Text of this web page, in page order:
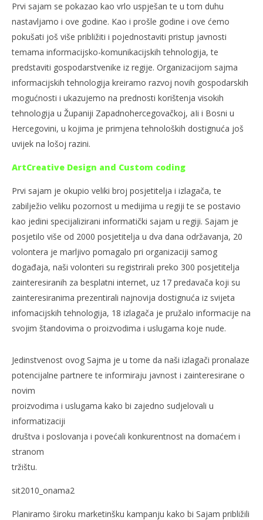
NOW VIEWING
Drugi dvodnevni “Sajam informacijskih tehnologija
“SIT”
ožujka
2011.
Rafaela
Prvi sajam se pokazao kao vrlo uspješan te u tom duhu
nastavljamo i ove godine. Kao i prošle godine i ove ćemo
pokušati još više približiti i pojednostaviti pristup javnosti
temama informacijsko-komunikacijskih tehnologija, te
predstaviti gospodarstvenike iz regije. Organizacijom sajma
informacijskih tehnologija kreiramo razvoj novih gospodarskih
mogućnosti i ukazujemo na prednosti korištenja visokih
tehnologija u Županiji Zapadnohercegovačkoj, aIi i Bosni u
Hercegovini, u kojima je primjena tehnoloških dostignuća još
uvijek na lošoj razini.
ArtCreative Design and Custom coding
Prvi sajam je okupio veliki broj posjetitelja i izlagača, te
zabilježio veliku pozornost u medijima u regiji te se postavio
kao jedini specijalizirani informatički sajam u regiji. Sajam je
posjetilo više od 2000 posjetitelja u dva dana održavanja, 20
volontera je marljivo pomagalo pri organizaciji samog
događaja, naši volonteri su registrirali preko 300 posjetitelja
zainteresiranih za besplatni internet, uz 17 predavača koji su
zainteresiranima prezentirali najnovija dostignuća iz svijeta
infomacijskih tehnologija, 18 izlagača je pružalo informacije na
svojim štandovima o proizvodima i uslugama koje nude.
Jedinstvenost ovog Sajma je u tome da naši izlagači pronalaze
potencijalne partnere te informiraju javnost i zainteresirane o
novim
proizvodima i uslugama kako bi zajedno sudjelovali u
informatizaciji
društva i poslovanja i povećali konkurentnost na domaćem i
stranom
tržištu.
sit2010_onama2
Planiramo široku marketinšku kampanju kako bi Sajam približili